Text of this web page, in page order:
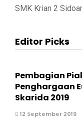
SMK Krian 2
Editor Picks
Pembagian
Penghargaan
Skarida 2019
12 September 2019